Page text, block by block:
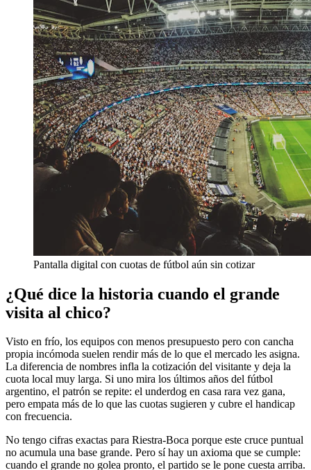
Pantalla digital con cuotas de fútbol aún sin cotizar
¿Qué dice la historia cuando el grande
visita al chico?
Visto en frío, los equipos con menos presupuesto pero con cancha
propia incómoda suelen rendir más de lo que el mercado les asigna.
La diferencia de nombres infla la cotización del visitante y deja la
cuota local muy larga. Si uno mira los últimos años del fútbol
argentino, el patrón se repite: el underdog en casa rara vez gana,
pero empata más de lo que las cuotas sugieren y cubre el handicap
con frecuencia.
No tengo cifras exactas para Riestra-Boca porque este cruce puntual
no acumula una base grande. Pero sí hay un axioma que se cumple:
cuando el grande no golea pronto, el partido se le pone cuesta arriba.